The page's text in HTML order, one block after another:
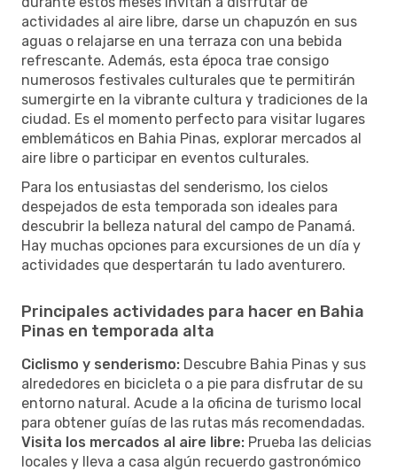
actividades al aire libre, darse un chapuzón en sus
aguas o relajarse en una terraza con una bebida
refrescante. Además, esta época trae consigo
numerosos festivales culturales que te permitirán
sumergirte en la vibrante cultura y tradiciones de la
ciudad. Es el momento perfecto para visitar lugares
emblemáticos en Bahia Pinas, explorar mercados al
aire libre o participar en eventos culturales.
Para los entusiastas del senderismo, los cielos
despejados de esta temporada son ideales para
descubrir la belleza natural del campo de Panamá.
Hay muchas opciones para excursiones de un día y
actividades que despertarán tu lado aventurero.
Principales actividades para hacer en Bahia
Pinas en temporada alta
Ciclismo y senderismo: Descubre Bahia Pinas y sus
alrededores en bicicleta o a pie para disfrutar de su
entorno natural. Acude a la oficina de turismo local
para obtener guías de las rutas más recomendadas.
Visita los mercados al aire libre: Prueba las delicias
locales y lleva a casa algún recuerdo gastronómico